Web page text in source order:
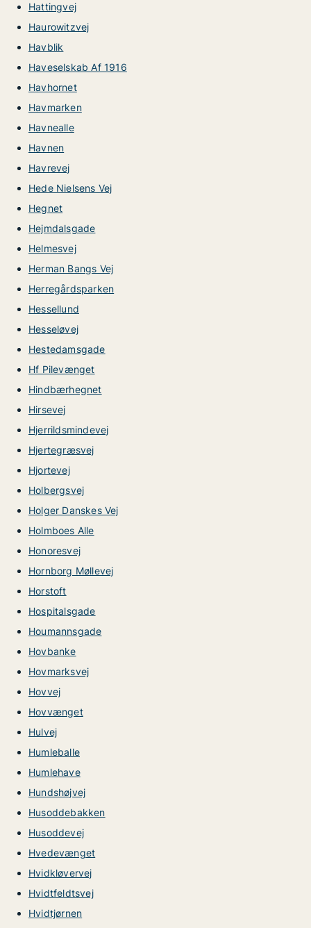
Hattingvej
Haurowitzvej
Havblik
Haveselskab Af 1916
Havhornet
Havmarken
Havnealle
Havnen
Havrevej
Hede Nielsens Vej
Hegnet
Hejmdalsgade
Helmesvej
Herman Bangs Vej
Herregårdsparken
Hessellund
Hesseløvej
Hestedamsgade
Hf Pilevænget
Hindbærhegnet
Hirsevej
Hjerrildsmindevej
Hjertegræsvej
Hjortevej
Holbergsvej
Holger Danskes Vej
Holmboes Alle
Honoresvej
Hornborg Møllevej
Horstoft
Hospitalsgade
Houmannsgade
Hovbanke
Hovmarksvej
Hovvej
Hovvænget
Hulvej
Humleballe
Humlehave
Hundshøjvej
Husoddebakken
Husoddevej
Hvedevænget
Hvidkløvervej
Hvidtfeldtsvej
Hvidtjørnen